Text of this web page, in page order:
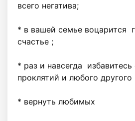
всего негатива;
* в вашей семье воцарится
счастье ;
* раз и навсегда
проклятий и любого другого
* ⁠вернуть любимых